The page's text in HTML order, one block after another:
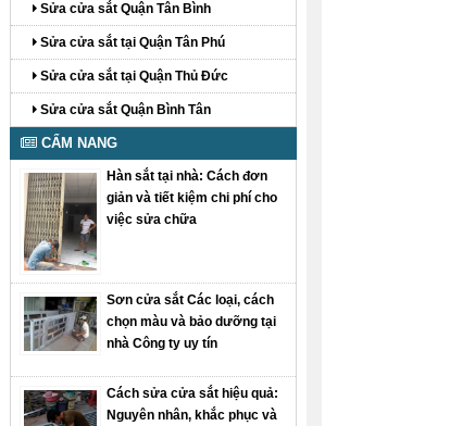
Sửa cửa sắt Quận Tân Bình
Sửa cửa sắt tại Quận Tân Phú
Sửa cửa sắt tại Quận Thủ Đức
Sửa cửa sắt Quận Bình Tân
CẨM NANG
Hàn sắt tại nhà: Cách đơn
giản và tiết kiệm chi phí cho
việc sửa chữa
Sơn cửa sắt Các loại, cách
chọn màu và bảo dưỡng tại
nhà Công ty uy tín
Cách sửa cửa sắt hiệu quả:
Nguyên nhân, khắc phục và